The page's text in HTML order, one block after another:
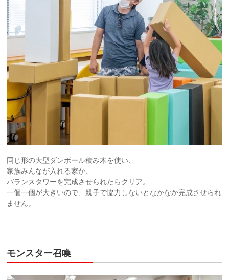
同じ形の大型ダンボール積み木を使い、
家族みんなが入れる家か、
バランスタワーを完成させられたらクリア。
一個一個が大きいので、親子で協力しないとなかなか完成させられ
ません。
モンスター召喚